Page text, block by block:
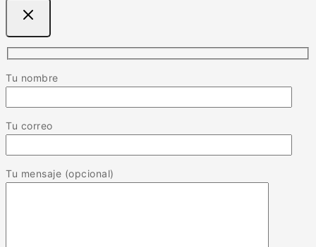
Tu nombre
Tu correo
Tu mensaje (opcional)